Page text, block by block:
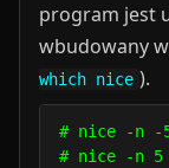
program jest
wbudowany
which nice ).
#
#